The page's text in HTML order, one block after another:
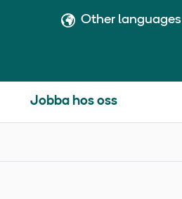
Other languages
Jobba hos oss